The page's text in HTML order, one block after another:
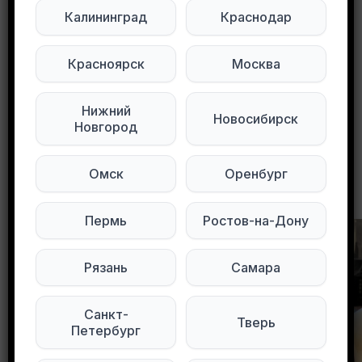
сетях:
Мы в Max Мы в Telegram
0
Другие объявления в этом городе
Калининград Краснодар
Красноярск Москва
Нижний
Новгород
Новосибирск
Омск Оренбург
Пермь Ростов-на-Дону
Рязань Самара
Санкт-
Петербург
Тверь